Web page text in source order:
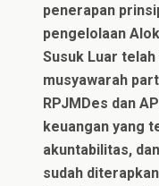
penerapan
pengelolaan
Susuk Luar
musyawarah
RPJMDes dan
keuangan yang
akuntabilitas,
sudah